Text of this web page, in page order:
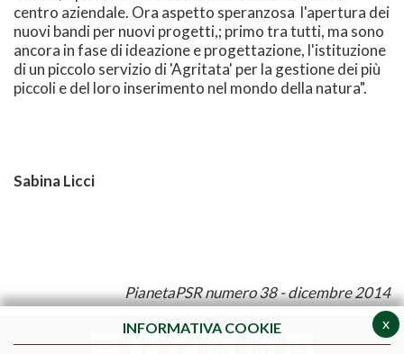
centro aziendale. Ora aspetto speranzosa l'apertura dei
nuovi bandi per nuovi progetti,; primo tra tutti, ma sono
ancora in fase di ideazione e progettazione, l'istituzione
di un piccolo servizio di 'Agritata' per la gestione dei più
piccoli e del loro inserimento nel mondo della natura".
Sabina Licci
PianetaPSR numero 38 - dicembre 2014
x
INFORMATIVA COOKIE